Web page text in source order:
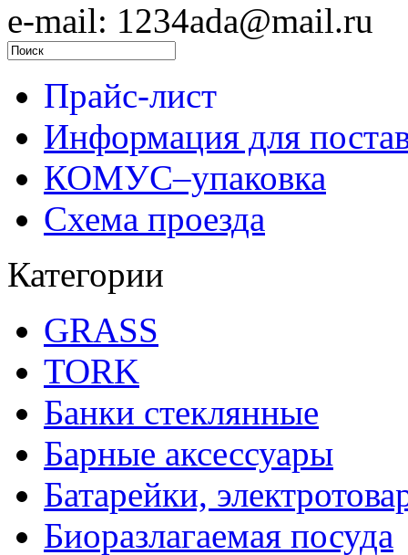
e-mail: 1234ada@mail.ru
Прайс-лист
Информация для
КОМУС–упаковка
Схема проезда
Категории
GRASS
TORK
Банки стеклянные
Барные аксессуары
Батарейки,
Биоразлагаемая посуда